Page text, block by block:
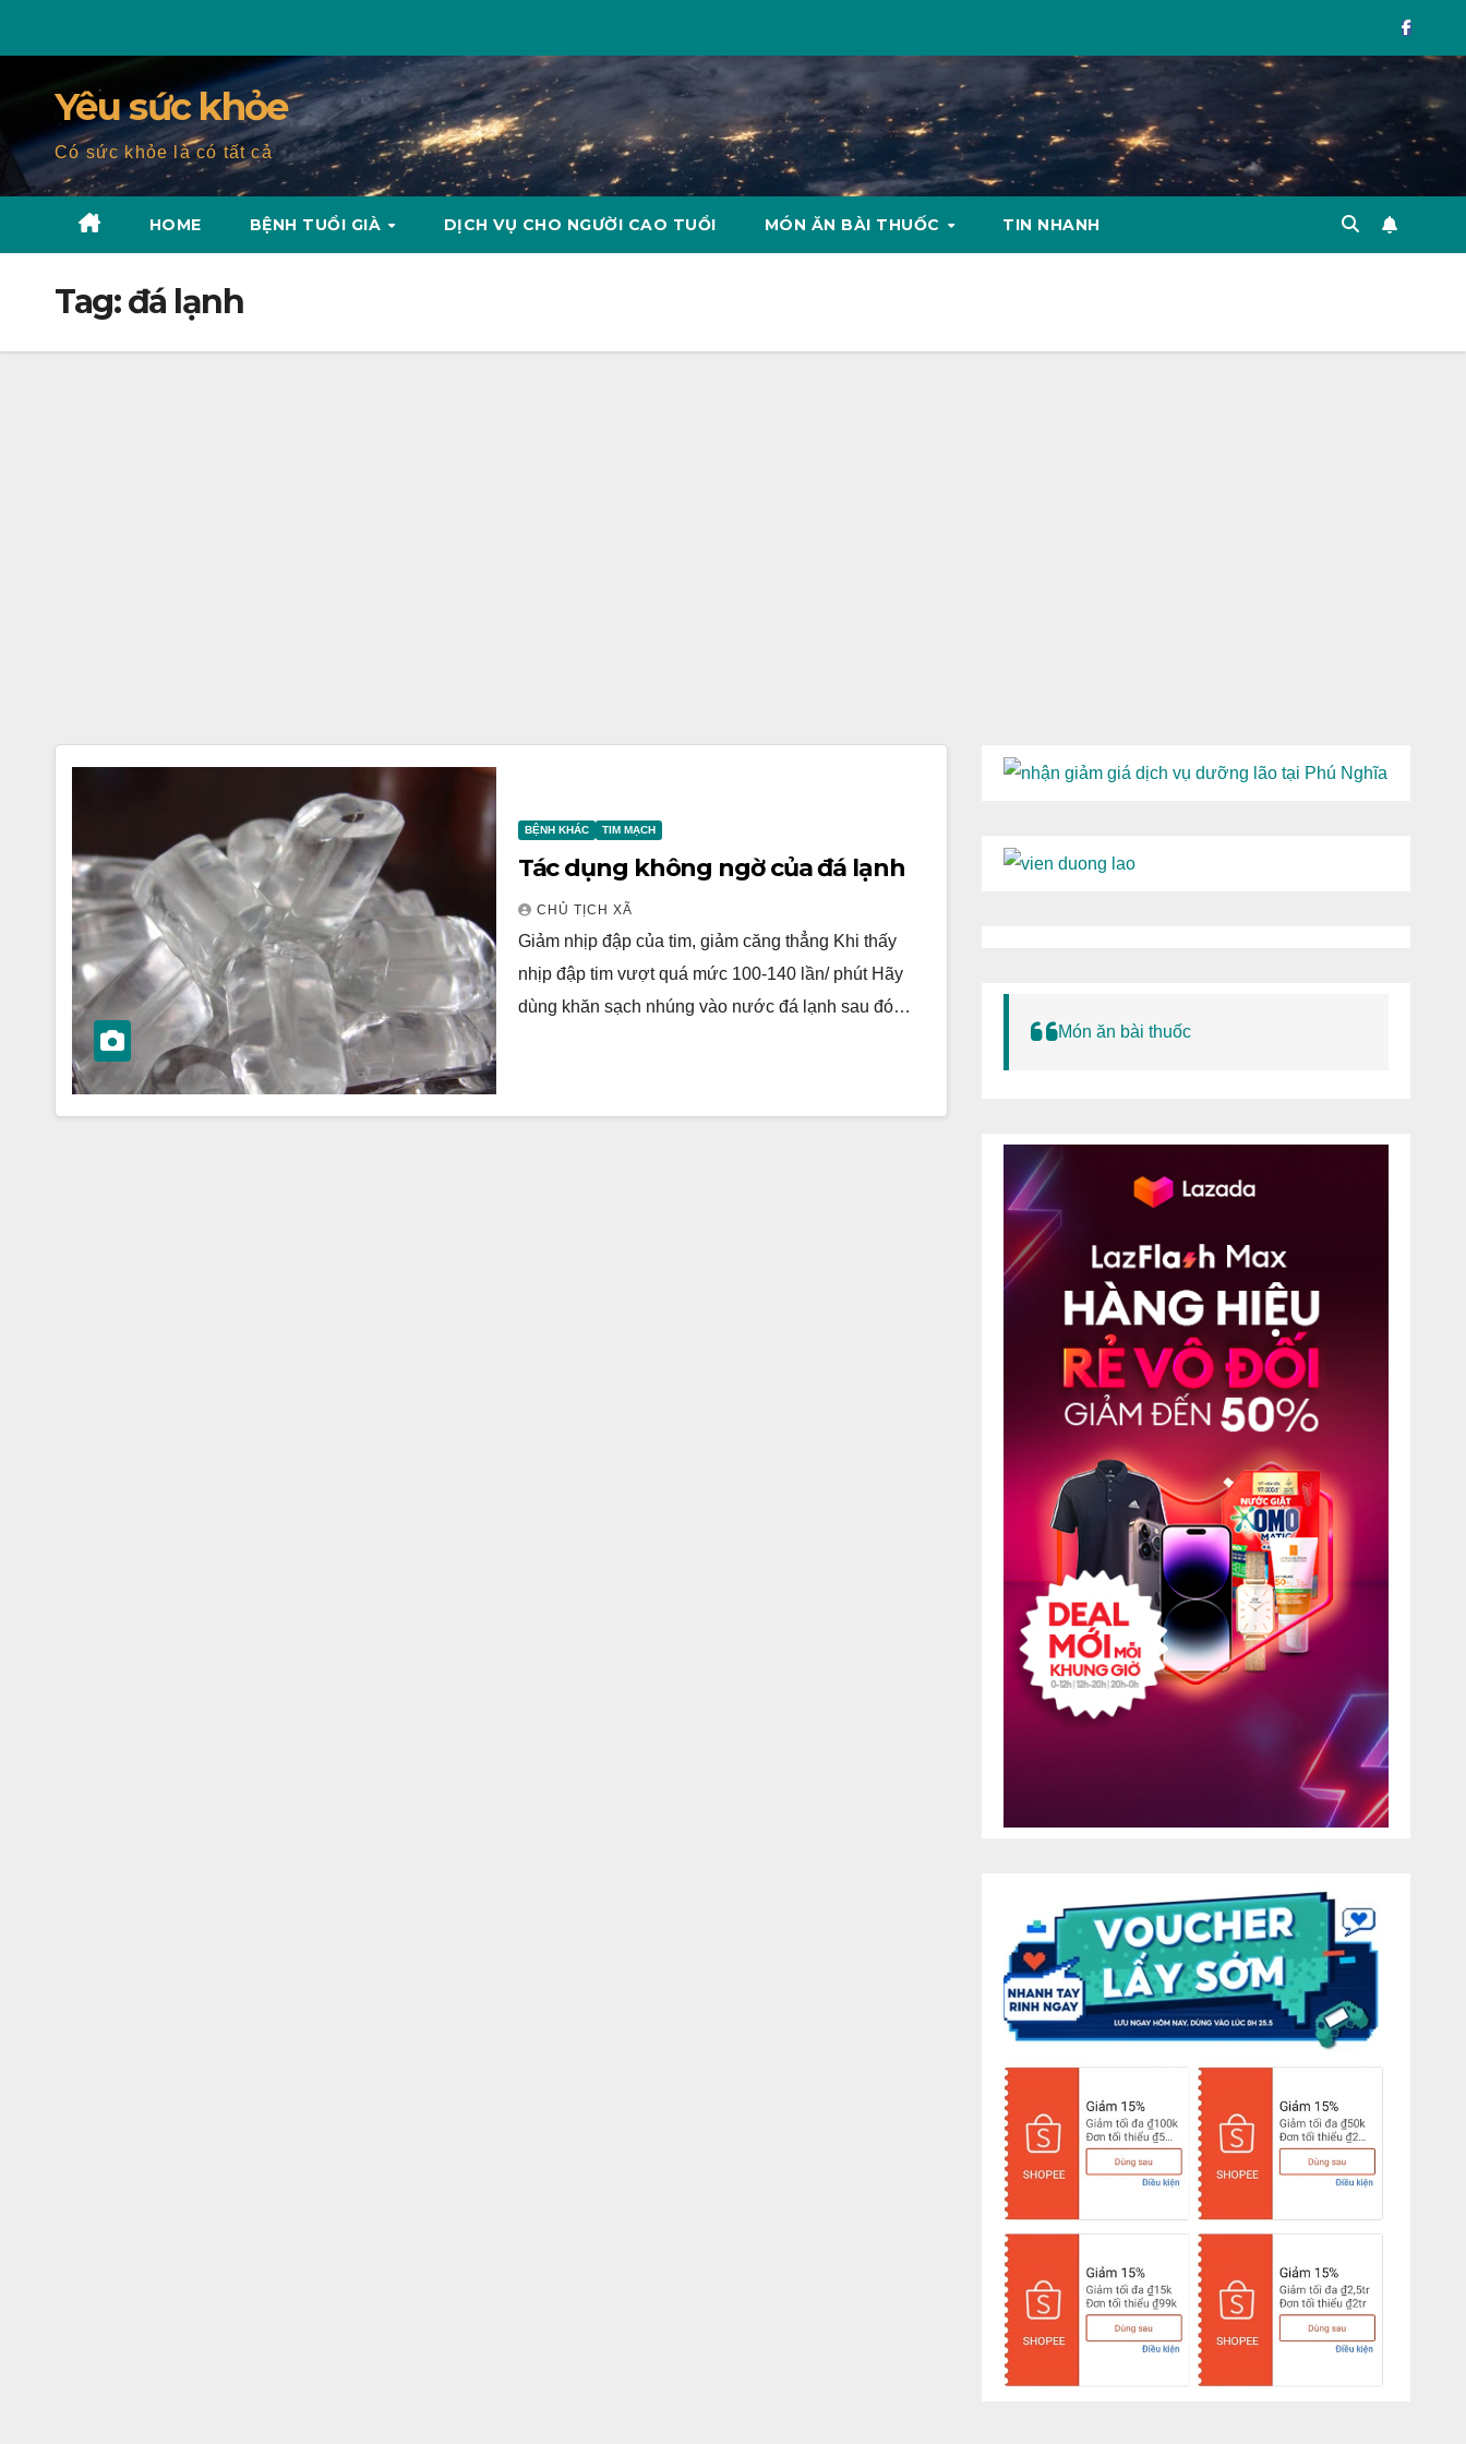
Yêu sức khỏe
Có sức khỏe là có tất cả
HOME BỆNH TUỔI GIÀ DỊCH VỤ CHO NGƯỜI CAO TUỔI MÓN ĂN BÀI THUỐC TIN NHANH
Tag:đá lạnh
BỆNH KHÁC TIM MẠCH
Tác dụng không ngờ của đá lạnh
CHỦ TỊCH XÃ
Giảm nhịp đập của tim, giảm căng thẳng Khi thấy
nhịp đập tim vượt quá mức 100-140 lần/ phút Hãy
dùng khăn sạch nhúng vào nước đá lạnh sau đó…
Món ăn bài thuốc